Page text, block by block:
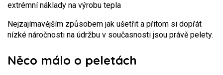
extrémní náklady na výrobu tepla
Nejzajímavějším způsobem jak ušetřit a přitom si dopřát
nízké náročnosti na údržbu v současnosti jsou právě pelety.
Něco málo o peletách